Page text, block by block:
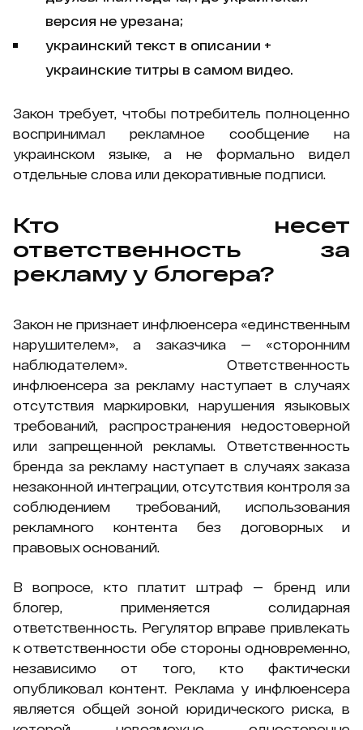
версия не урезана;
украинский текст в описании +
украинские титры в самом видео.
Закон требует, чтобы потребитель полноценно
воспринимал рекламное сообщение на
украинском языке, а не формально видел
отдельные слова или декоративные подписи.
Кто несет
ответственность за
рекламу у блогера?
Закон не признает инфлюенсера «единственным
нарушителем», а заказчика — «сторонним
наблюдателем». Ответственность
инфлюенсера за рекламу наступает в случаях
отсутствия маркировки, нарушения языковых
требований, распространения недостоверной
или запрещенной рекламы. Ответственность
бренда за рекламу наступает в случаях заказа
незаконной интеграции, отсутствия контроля за
соблюдением требований, использования
рекламного контента без договорных и
правовых оснований.
В вопросе, кто платит штраф — бренд или
блогер, применяется солидарная
ответственность. Регулятор вправе привлекать
к ответственности обе стороны одновременно,
независимо от того, кто фактически
опубликовал контент. Реклама у инфлюенсера
является общей зоной юридического риска, в